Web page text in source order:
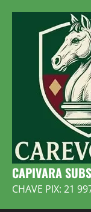
CAPIVARA
CHAVE PIX: 21